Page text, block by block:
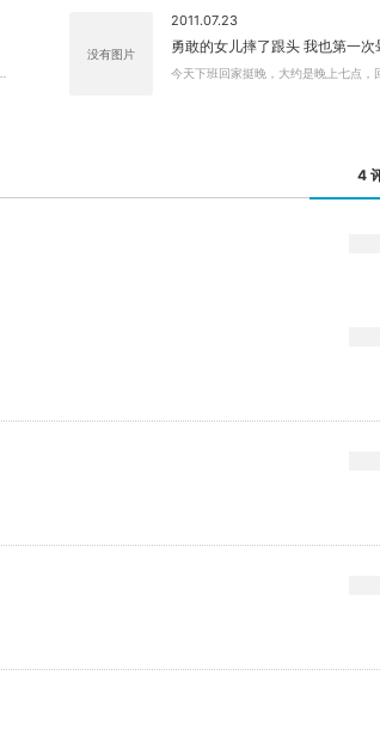
没有图片
2011.07.23
勇敢的女儿摔了跟头 我也第一次
今天下班回家挺晚，大约是晚上七点，
4